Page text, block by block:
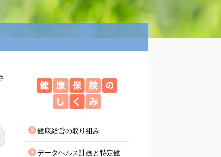
健康経営の取り組み
データヘルス計画と特定健